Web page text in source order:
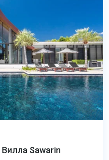
Вилла Sawarin